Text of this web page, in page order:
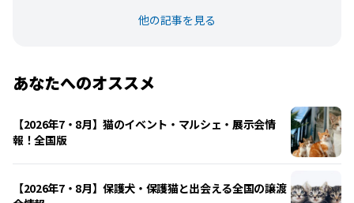
他の記事を見る
あなたへのオススメ
【2026年7・8月】猫のイベント・マルシェ・展示会情
報！全国版
【2026年7・8月】保護犬・保護猫と出会える全国の譲渡